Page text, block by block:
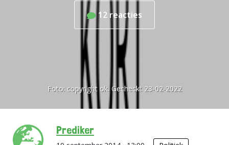
12 reacties
Foto: copyright ok. Gecheckt 23-02-2022
Prediker